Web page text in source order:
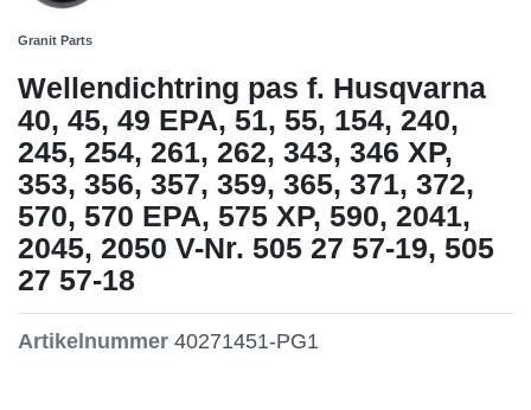
Granit Parts
Wellendichtring pas f. Husqvarna
40, 45, 49 EPA, 51, 55, 154, 240,
245, 254, 261, 262, 343, 346 XP,
353, 356, 357, 359, 365, 371, 372,
570, 570 EPA, 575 XP, 590, 2041,
2045, 2050 V-Nr. 505 27 57-19, 505
27 57-18
Artikelnummer 40271451-PG1